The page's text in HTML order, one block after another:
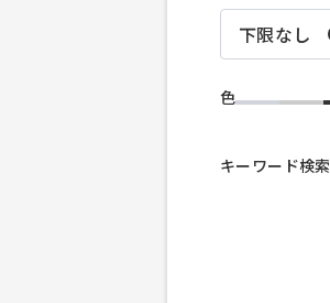
色
キーワード検索